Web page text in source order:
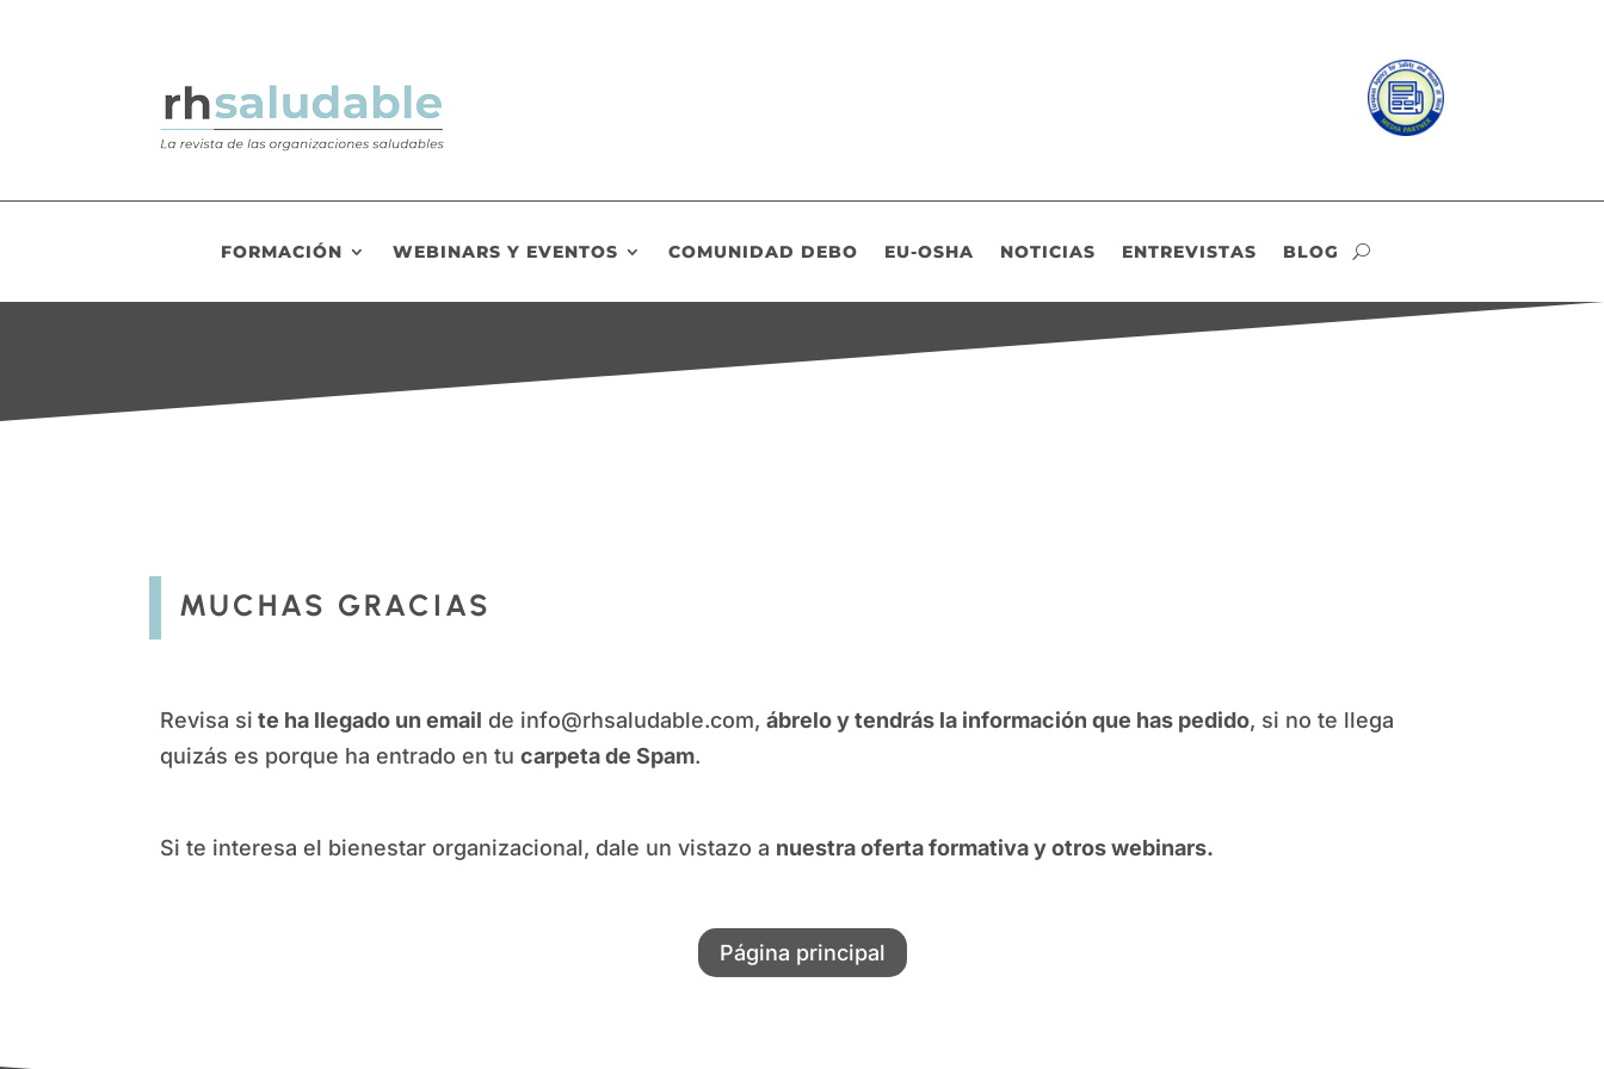
FORMACIÓN WEBINARS Y EVENTOS COMUNIDAD DEBO EU-OSHA NOTICIAS ENTREVISTAS BLOG
MUCHAS GRACIAS
Revisa si te ha llegado un email de info@rhsaludable.com,ábrelo y tendrás la información que has pedido, si no te llega
quizás es porque ha entrado en tucarpeta de Spam.
Si te interesa el bienestar organizacional, dale un vistazo a nuestra oferta formativa y otros webinars.
Página principal